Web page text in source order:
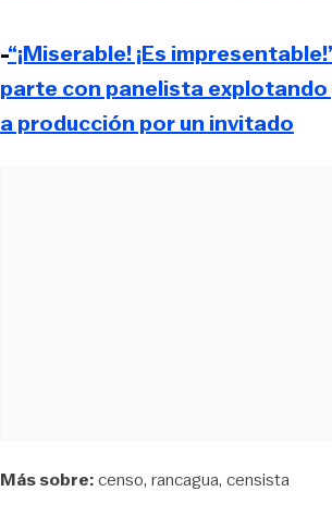
-“¡Miserable! ¡Es
parte con panelista explotando
a producción por un invitado
Más sobre:censo rancagua censista